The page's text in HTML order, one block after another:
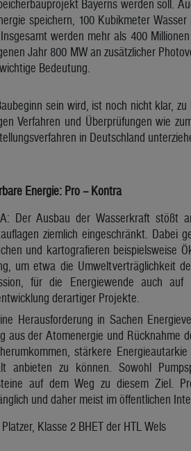
Bayerns werden soll.
speichern, 100 Kubikmeter
werden mehr als 400
Jahr 800 MW an zusätzlicher
Bedeutung.
sein wird, ist noch nicht klar,
Verfahren und Überprüfungen wie
in Deutschland
Energie: Pro – Kontra
Der Ausbau der Wasserkraft stößt
ziemlich eingeschränkt. Dabei
und kartografieren beispielsweise
um etwa die Umweltverträglichkeit
für die Energiewende auch
derartiger Projekte.
Herausforderung in Sachen
aus der Atomenergie und Rücknahme
stärkere
anbieten zu können. Sowohl
auf dem Weg zu diesem Ziel.
und daher meist im öffentlichen
Klasse 2 BHET der HTL Wels